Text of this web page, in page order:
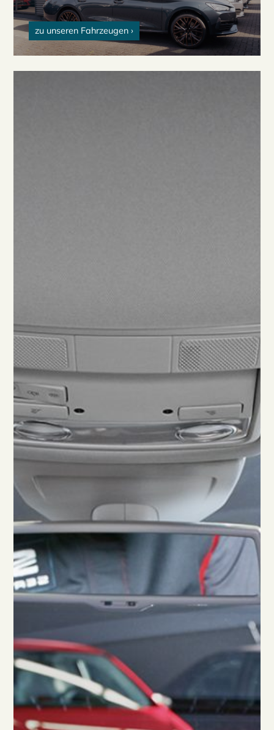
zu unseren Fahrzeugen ›